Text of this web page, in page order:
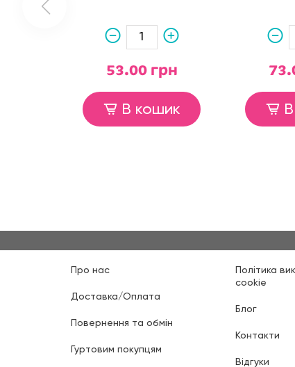
53.00 грн
В кошик
Про нас
Доставка/Оплата
Повернення та обмін
Гуртовим покупцям
Політика
cookie
Блог
Контакти
Відгуки